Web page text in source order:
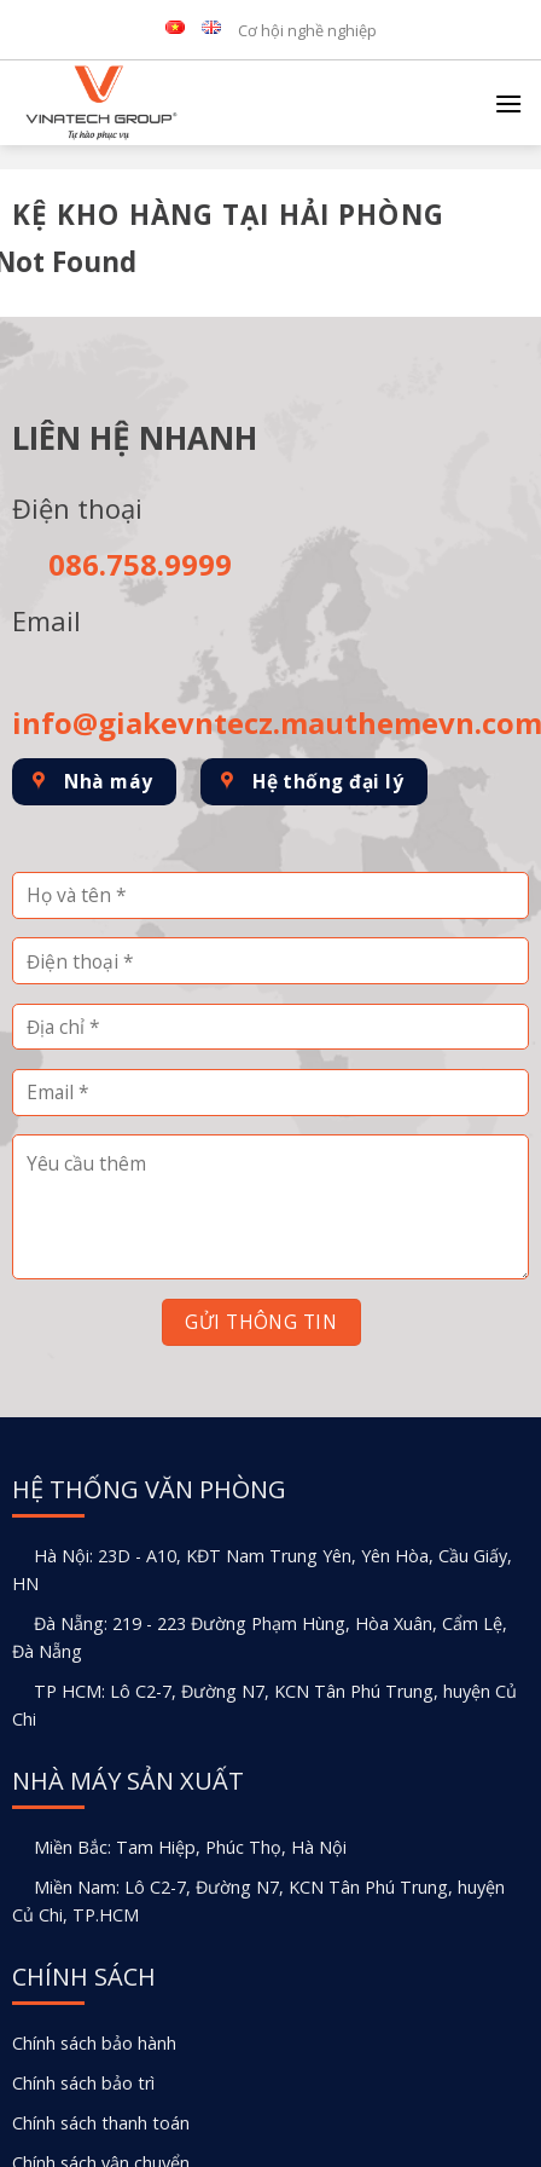
Cơ hội nghề nghiệp
KỆ KHO HÀNG TẠI HẢI PHÒNG
Found
LIÊN HỆ NHANH
Điện thoại
086.758.9999
Email
info@giakevntecz.mauthemevn.com
Nhà máy Hệ thống đại lý
HỆ THỐNG VĂN PHÒNG
Hà Nội: 23D - A10, KĐT Nam Trung Yên, Yên Hòa, Cầu Giấy,
HN
Đà Nẵng: 219 - 223 Đường Phạm Hùng, Hòa Xuân, Cẩm Lệ,
Đà Nẵng
TP HCM: Lô C2-7, Đường N7, KCN Tân Phú Trung, huyện Củ
Chi
NHÀ MÁY SẢN XUẤT
Miền Bắc: Tam Hiệp, Phúc Thọ, Hà Nội
Miền Nam: Lô C2-7, Đường N7, KCN Tân Phú Trung, huyện
Củ Chi, TP.HCM
CHÍNH SÁCH
Chính sách bảo hành
Chính sách bảo trì
Chính sách thanh toán